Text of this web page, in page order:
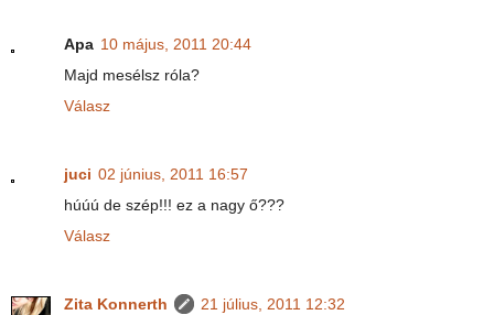
Apa 10 május, 2011 20:44
Majd mesélsz róla?
Válasz
juci 02 június, 2011 16:57
húúú de szép!!! ez a nagy ő???
Válasz
Zita Konnerth
21 július, 2011 12:32